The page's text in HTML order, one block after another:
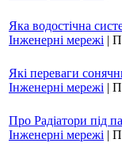
Яка водостічна
Інженерні мережі |
Які переваги
Інженерні мережі |
Про Радіатори під
Інженерні мережі |